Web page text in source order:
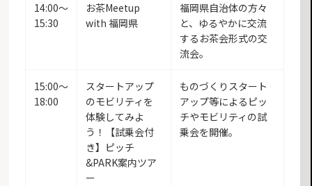
14:00〜
15:30
お茶Meetup
with 福岡県
福岡県自治体の方々
と、ゆるやかに交流
するお茶会形式の交
流会。
15:00〜
18:00
スタートアップ
のモビリティを
体験してみよ
う！【試乗会付
き】ピッチ
&PARK案内ツア
ー
ものづくりスタート
アップ等によるピッ
チやモビリティの試
乗会を開催。